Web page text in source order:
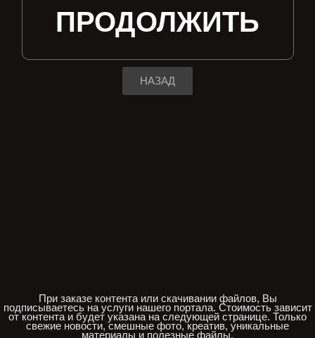
ПРОДОЛЖИТЬ
НАЗАД
При заказе контента или скачивании файлов, Вы
подписываетесь на услуги нашего портала. Стоимость зависит
от контента и будет указана на следующей странице. Только
свежие новости, смешные фото, креатив, уникальные
материалы и полезные файлы.